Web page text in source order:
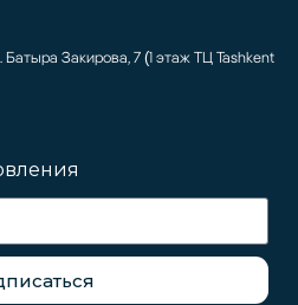
Батыра Закирова, 7 (1 этаж ТЦ Tashkent